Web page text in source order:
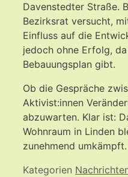
Davenstedter Straße.
Bezirksrat versucht,
Einfluss auf die
jedoch ohne Erfolg,
Bebauungsplan gibt.
Ob die Gespräche
Aktivist:innen
abzuwarten. Klar ist:
Wohnraum in Linden
zunehmend umkämpft.
Kategorien